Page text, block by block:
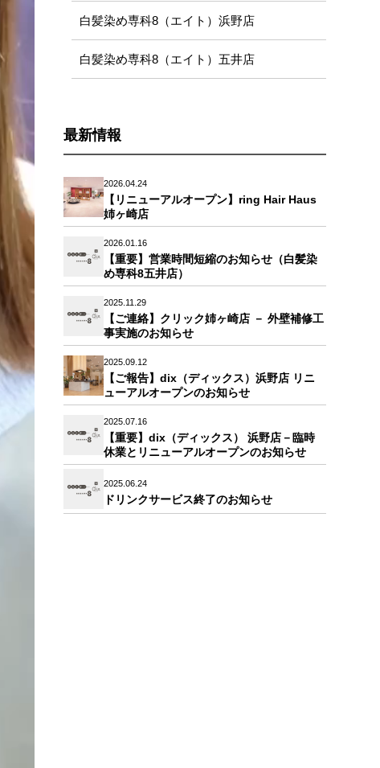
白髪染め専科8（エイト）浜野店
白髪染め専科8（エイト）五井店
最新情報
2026.04.24
【リニューアルオープン】ring Hair Haus
姉ヶ崎店
2026.01.16
【重要】営業時間短縮のお知らせ（白髪染
め専科8五井店）
2025.11.29
【ご連絡】クリック姉ヶ崎店 － 外壁補修工
事実施のお知らせ
2025.09.12
【ご報告】dix（ディックス）浜野店 リニ
ューアルオープンのお知らせ
2025.07.16
【重要】dix（ディックス） 浜野店－臨時
休業とリニューアルオープンのお知らせ
2025.06.24
ドリンクサービス終了のお知らせ